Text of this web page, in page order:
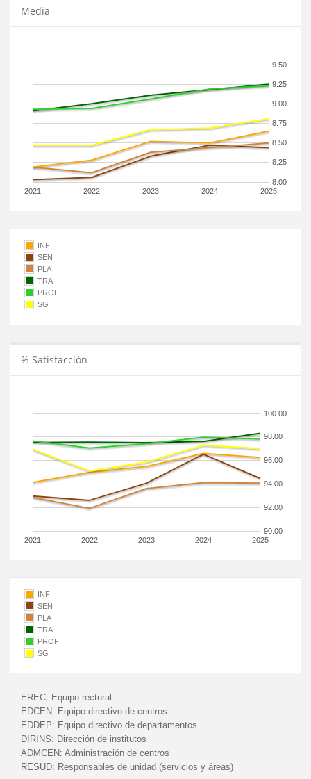
Media
2021 2022 2023 2024 2025
8.00
8.25
8.50
8.75
9.00
9.25
9.50
INF
SEN
PLA
TRA
PROF
SG
% Satisfacción
2021 2022 2023 2024 2025
90.00
92.00
94.00
96.00
98.00
100.00
INF
SEN
PLA
TRA
PROF
SG
EREC: Equipo rectoral
EDCEN: Equipo directivo de centros
EDDEP: Equipo directivo de departamentos
DIRINS: Dirección de institutos
ADMCEN: Administración de centros
RESUD: Responsables de unidad (servicios y áreas)